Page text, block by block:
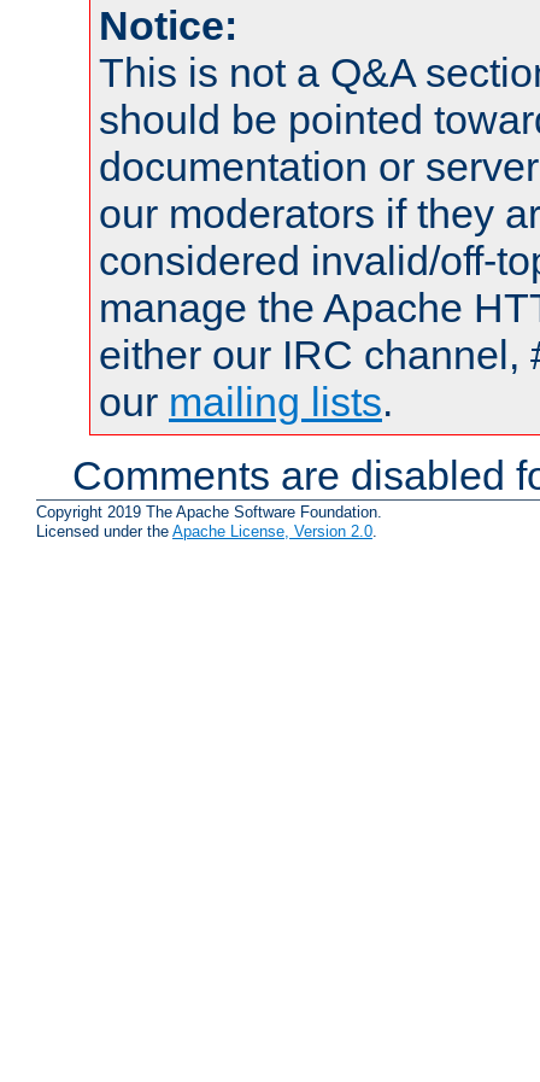
Notice:
This is not a Q&A
should be pointed
documentation or
our moderators if they
considered invalid/off-
manage the Apache
either our IRC channel,
our mailing lists.
Comments are disabled
Copyright 2019 The Apache Software Foundation.
Licensed under the Apache License, Version 2.0.